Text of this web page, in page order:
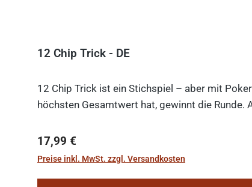
12 Chip Trick - DE
12 Chip Trick ist ein Stichspiel – aber mit
höchsten Gesamtwert hat, gewinnt die Runde.
Regulärer Preis:
17,99 €
Preise inkl. MwSt. zzgl. Versandkosten